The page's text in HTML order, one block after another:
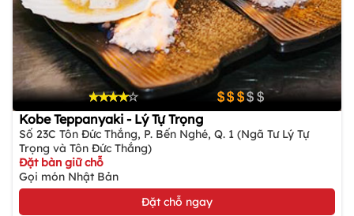
Kobe Teppanyaki - Lý Tự Trọng
Số 23C Tôn Đức Thắng, P. Bến Nghé, Q. 1 (Ngã Tư Lý Tự
Trọng và Tôn Đức Thắng)
Đặt bàn giữ chỗ
Gọi món Nhật Bản
Đặt chỗ ngay